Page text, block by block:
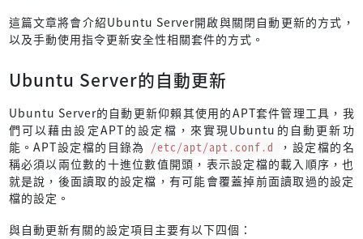
這篇文章將會介紹Ubuntu Server開啟與關閉自動更新的方式，
以及手動使用指令更新安全性相關套件的方式。
Ubuntu Server的自動更新
Ubuntu Server的自動更新仰賴其使用的APT套件管理工具，我
們可以藉由設定APT的設定檔，來實現Ubuntu的自動更新功
能。APT設定檔的目錄為 /etc/apt/apt.conf.d
，設定檔的名
稱必須以兩位數的十進位數值開頭，表示設定檔的載入順序，也
就是說，後面讀取的設定檔，有可能會覆蓋掉前面讀取過的設定
檔的設定。
與自動更新有關的設定項目主要有以下四個：